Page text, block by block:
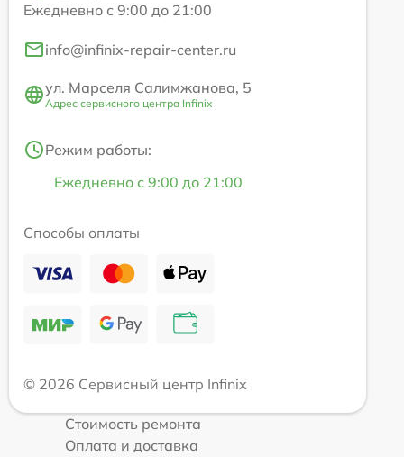
Ежедневно с 9:00 до 21:00
info@infinix-repair-center.ru
ул. Марселя Салимжанова, 5
Адрес сервисного центра Infinix
Режим работы:
Ежедневно с 9:00 до 21:00
Способы оплаты
© 2026 Сервисный центр Infinix
Стоимость ремонта
Оплата и доставка